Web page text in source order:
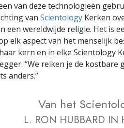
van deze technologieën
van Scientology Kerken
een wereldwijde religie. Het is
elk aspect van het menselijk
kern en in elke Scientology
“We reiken je de
anders.”
Van het
L. RON HUBBARD IN